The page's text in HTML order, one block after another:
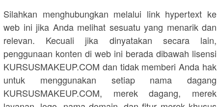
Silahkan menghubungkan melalui link hypertext ke
web ini jika Anda melihat sesuatu yang menarik dan
relevan. Kecuali jika dinyatakan secara lain,
penggunaan konten di web ini berada dibawah lisensi
KURSUSMAKEUP.COM dan tidak memberi Anda hak
untuk menggunakan setiap nama dagang
KURSUSMAKEUP.COM, merek dagang, merek